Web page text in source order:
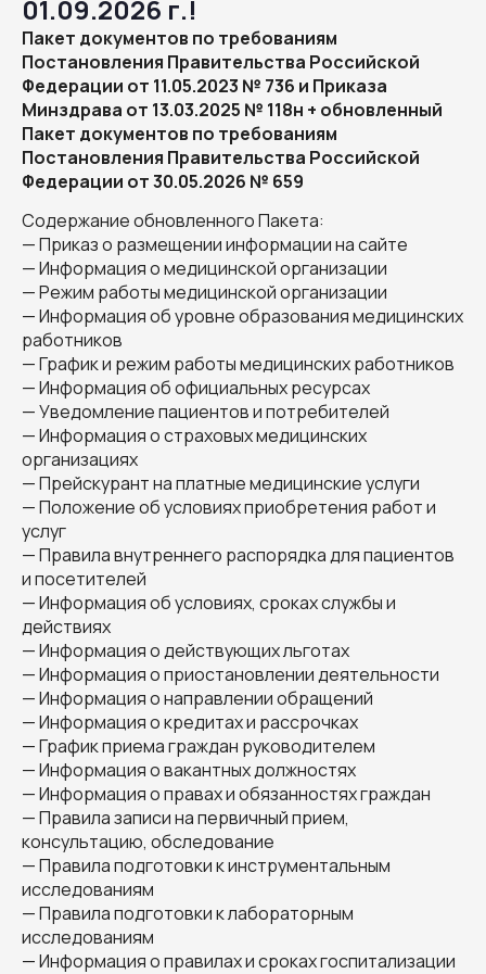
01.09.2026 г.!
Пакет документов по требованиям
Постановления Правительства Российской
Федерации от 11.05.2023 № 736 и Приказа
Минздрава от 13.03.2025 № 118н + обновленный
Пакет документов по требованиям
Постановления Правительства Российской
Федерации от 30.05.2026 № 659
Содержание обновленного Пакета:
— Приказ о размещении информации на сайте
— Информация о медицинской организации
— Режим работы медицинской организации
— Информация об уровне образования медицинских
работников
— График и режим работы медицинских работников
— Информация об официальных ресурсах
— Уведомление пациентов и потребителей
— Информация о страховых медицинских
организациях
— Прейскурант на платные медицинские услуги
— Положение об условиях приобретения работ и
услуг
— Правила внутреннего распорядка для пациентов
и посетителей
— Информация об условиях, сроках службы и
действиях
— Информация о действующих льготах
— Информация о приостановлении деятельности
— Информация о направлении обращений
— Информация о кредитах и рассрочках
— График приема граждан руководителем
— Информация о вакантных должностях
— Информация о правах и обязанностях граждан
— Правила записи на первичный прием,
консультацию, обследование
— Правила подготовки к инструментальным
исследованиям
— Правила подготовки к лабораторным
исследованиям
— Информация о правилах и сроках госпитализации